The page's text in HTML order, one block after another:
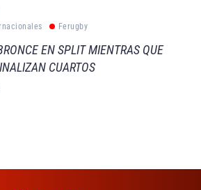
Ferugby
EN SPLIT MIENTRAS QUE
CUARTOS